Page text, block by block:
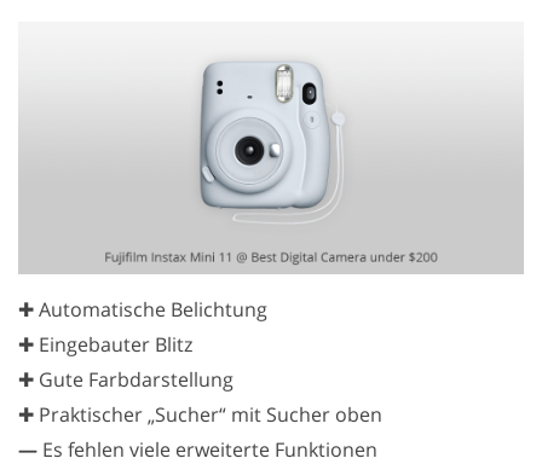
✚ Automatische Belichtung
✚ Eingebauter Blitz
✚ Gute Farbdarstellung
✚ Praktischer „Sucher“ mit Sucher oben
— Es fehlen viele erweiterte Funktionen